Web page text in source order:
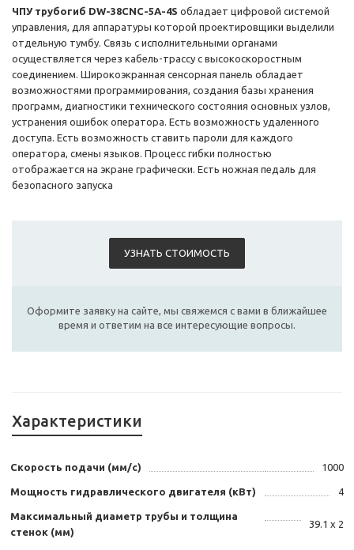
ЧПУ трубогиб DW-38CNC-5A-4S обладает цифровой системой
управления, для аппаратуры которой проектировщики выделили
отдельную тумбу. Связь с исполнительными органами
осуществляется через кабель-трассу с высокоскоростным
соединением. Широкоэкранная сенсорная панель обладает
возможностями программирования, создания базы хранения
программ, диагностики технического состояния основных узлов,
устранения ошибок оператора. Есть возможность удаленного
доступа. Есть возможность ставить пароли для каждого
оператора, смены языков. Процесс гибки полностью
отображается на экране графически. Есть ножная педаль для
безопасного запуска
УЗНАТЬ СТОИМОСТЬ
Оформите заявку на сайте, мы свяжемся с вами в ближайшее
время и ответим на все интересующие вопросы.
Характеристики
Скорость подачи (мм/с) 1000
Мощность гидравлического двигателя (кВт) 4
Максимальный диаметр трубы и толщина
стенок (мм)
39.1 x 2